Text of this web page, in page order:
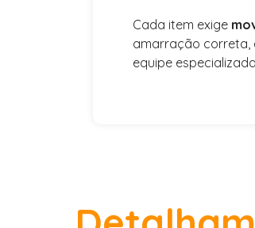
Cada item exige
amarração correta,
equipe